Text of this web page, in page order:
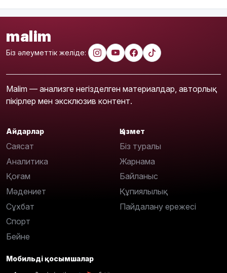
malim
Біз әлеуметтік желіде:
Malim — анализге негізделген материалдар, авторлық
пікірлер мен эксклюзив контент.
Айдарлар
Саясат
Аналитика
Қоғам
Мәдениет
Сұхбат
Спорт
Бейне
Қызмет
Біз туралы
Жарнама
Байланыс
Құпиялылық
Пайдалану ережесі
Мобильді қосымшалар